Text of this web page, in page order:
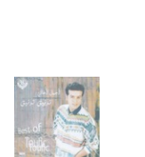
Mute
Current
Time0:00